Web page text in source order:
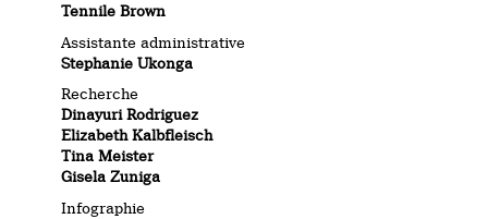
Tennile Brown
Assistante administrative
Stephanie Ukonga
Recherche
Dinayuri Rodriguez
Elizabeth Kalbfleisch
Tina Meister
Gisela Zuniga
Infographie